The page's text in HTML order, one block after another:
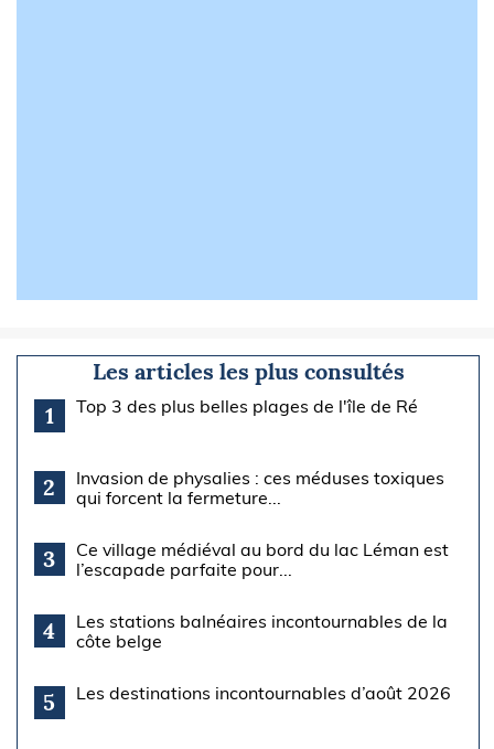
Les articles les plus consultés
1
Top 3 des plus belles plages de l'île de Ré
2
Invasion de physalies : ces méduses toxiques
qui forcent la fermeture...
3
Ce village médiéval au bord du lac Léman est
l’escapade parfaite pour...
4
Les stations balnéaires incontournables de la
côte belge
5 Les destinations incontournables d’août 2026